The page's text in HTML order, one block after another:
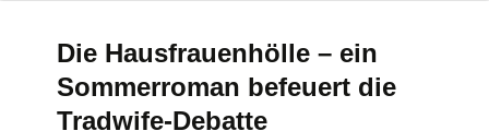
Die Hausfrauenhölle – ein
Sommerroman befeuert die
Tradwife-Debatte